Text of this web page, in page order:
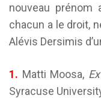
nouveau prénom
chacun a le droit,
Alévis Dersimis
1. Matti Moosa,
Syracuse